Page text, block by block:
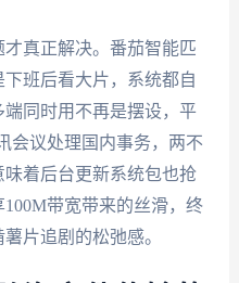
才真正解决。番茄智能匹
班后看大片，系统都自
同时用不再是摆设，平
会议处理国内事务，两不
着后台更新系统包也抢
带宽带来的丝滑，终
片追剧的松弛感。